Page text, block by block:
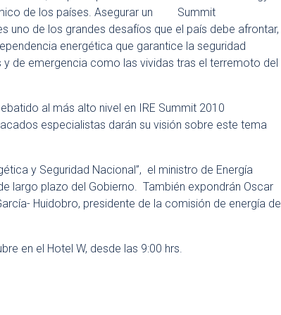
de los países. Asegurar un
uno de los grandes desafíos que el país debe afrontar,
energética que garantice la seguridad
de emergencia como las vividas tras el terremoto del
al más alto nivel en IRE Summit 2010
especialistas darán su visión sobre este tema
y Seguridad Nacional”, el ministro de Energía
largo plazo del Gobierno. También expondrán Oscar
Huidobro, presidente de la comisión de energía de
en el Hotel W, desde las 9:00 hrs.